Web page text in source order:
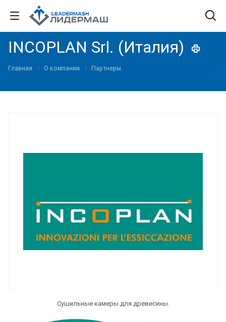
INCOPLAN Srl. (Италия)
Главная О компании Партнеры
Сушильные камеры для древесины.